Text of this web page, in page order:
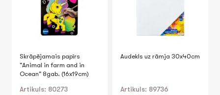
Skrāpējamais papīrs
"Animal in farm and in
Ocean" 8gab. (16x19cm)
Artikuls: 80273
Audekls uz rāmja 30x40cm
Artikuls: 89736